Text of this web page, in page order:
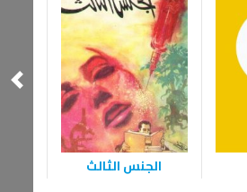
الجنس الثالث